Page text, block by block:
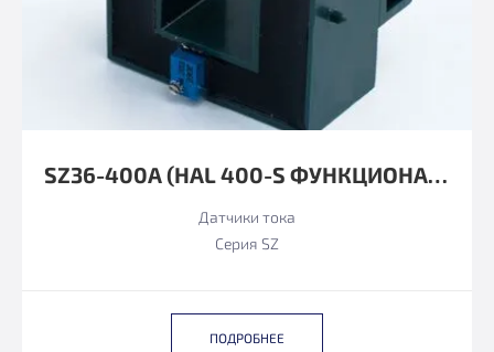
SZ36-400А (HAL 400-S ФУНКЦИОНАЛЬНЫЙ АНАЛОГ)
Датчики тока
Серия SZ
ПОДРОБНЕЕ